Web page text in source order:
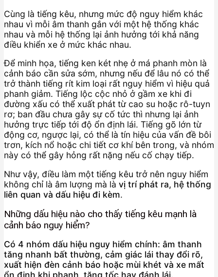
Cùng là tiếng kêu, nhưng mức độ nguy hiểm khác
nhau vì mỗi âm thanh gắn với một hệ thống khác
nhau và mỗi hệ thống lại ảnh hưởng tới khả năng
điều khiển xe ở mức khác nhau.
Để minh họa, tiếng ken két nhẹ ở má phanh mòn là
cảnh báo cần sửa sớm, nhưng nếu để lâu nó có thể
trở thành tiếng rít kim loại rất nguy hiểm vì hiệu quả
phanh giảm. Tiếng lộc cộc nhỏ ở gầm xe khi đi
đường xấu có thể xuất phát từ cao su hoặc rô-tuyn
rơ; ban đầu chưa gây sự cố tức thì nhưng lại ảnh
hưởng trực tiếp tới độ ổn định lái. Tiếng gõ lớn từ
động cơ, ngược lại, có thể là tín hiệu của vấn đề bôi
trơn, kích nổ hoặc chi tiết cơ khí bên trong, và nhóm
này có thể gây hỏng rất nặng nếu cố chạy tiếp.
Như vậy, điều làm một tiếng kêu trở nên nguy hiểm
không chỉ là âm lượng mà là vị trí phát ra, hệ thống
liên quan và dấu hiệu đi kèm.
Những dấu hiệu nào cho thấy tiếng kêu mạnh là
cảnh báo nguy hiểm?
Có 4 nhóm dấu hiệu nguy hiểm chính: âm thanh
tăng nhanh bất thường, cảm giác lái thay đổi rõ,
xuất hiện đèn cảnh báo hoặc mùi khét và xe mất
ổn định khi phanh, tăng tốc hay đánh lái.